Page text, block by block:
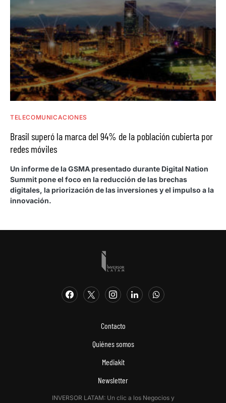
TELECOMUNICACIONES
Brasil superó la marca del 94% de la población cubierta por
redes móviles
Un informe de la GSMA presentado durante Digital Nation
Summit pone el foco en la reducción de las brechas
digitales, la priorización de las inversiones y el impulso a la
innovación.
Contacto
Quiénes somos
Mediakit
Newsletter
INVERSOR LATAM: Un clic a los Negocios y